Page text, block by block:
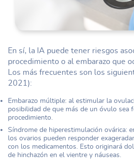
En sí, la IA puede tener riesgos
procedimiento o al embarazo que
Los más frecuentes son los
2021):
Embarazo múltiple: al estimular la
posibilidad de que más de un óvulo sea
procedimiento.
Síndrome de hiperestimulación ovárica:
los ovarios pueden responder
con los medicamentos. Esto originará
de hinchazón en el vientre y náuseas.